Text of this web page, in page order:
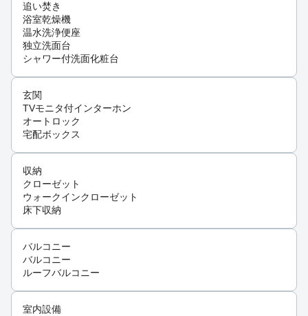
追い焚き
浴室乾燥機
温水洗浄便座
独立洗面台
シャワー付洗面化粧台
玄関
TVモニタ付インターホン
オートロック
宅配ボックス
収納
クローゼット
ウォークインクローゼット
床下収納
バルコニー
バルコニー
ルーフバルコニー
室内設備